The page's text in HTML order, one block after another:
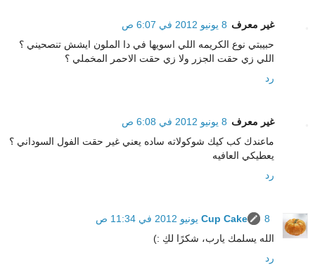
غير معرف 8 يونيو 2012 في 6:07 ص
حبيبتي نوع الكريمه اللي اسويها في دا الملون ايشش تنصحيني ؟
اللي زي حقت الجزر ولا زي حقت الاحمر المخملي ؟
رد
غير معرف 8 يونيو 2012 في 6:08 ص
ماعندك كب كيك شوكولاته ساده يعني غير حقت الفول السوداني ؟
يعطيكي العافيه
رد
Cup Cake
8 يونيو 2012 في 11:34 ص
الله يسلمك يارب، شكرًا لكِ :)
رد